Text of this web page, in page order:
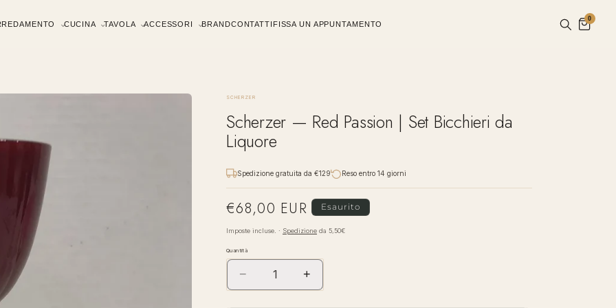
CUCINA TAVOLA ACCESSORI BRANDCONTATTI FISSA UN APPUNTAMENTO
0
SCHERZER
Scherzer — Red Passion | Set Bicchieri da
Liquore
Spedizione gratuita da €129 Reso entro 14 giorni
Prezzo
di
listino
€68,00 EUR Esaurito
Imposte incluse. · Spedizione da 5,50€
Quantità
Diminuisci
quantità
−
Aumenta
quantità
+